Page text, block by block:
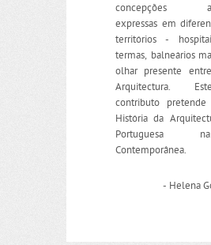
concepções
expressas em
territórios -
termas, balneários
olhar presente
Arquitectura.
contributo
História da
Portuguesa
Contemporânea.
- Helena